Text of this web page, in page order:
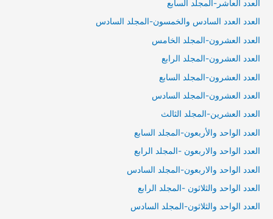
العدد العاشر-المجلد السابع
العدد العدد السادس والخمسون-المجلد السادس
العدد العشرون-المجلد الخامس
العدد العشرون-المجلد الرابع
العدد العشرون-المجلد السابع
العدد العشرون-المجلد السادس
العدد العشرين-المجلد الثالث
العدد الواحد والأربعون-المجلد السابع
العدد الواحد والاربعون -المجلد الرابع
العدد الواحد والاربعون-المجلد السادس
العدد الواحد والثلاثون -المجلد الرابع
العدد الواحد والثلاثون-المجلد السادس